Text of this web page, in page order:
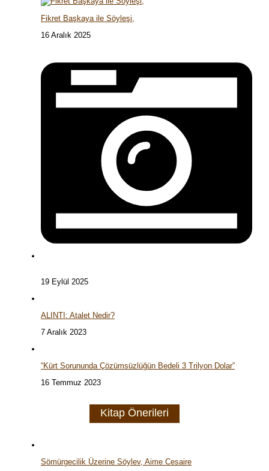
Fikret Başkaya ile Söyleşi,
16 Aralık 2025
19 Eylül 2025
ALINTI: Atalet Nedir?
7 Aralık 2023
“Kürt Sorununda Çözümsüzlüğün Bedeli 3 Trilyon Dolar”
16 Temmuz 2023
Kitap Önerileri
Sömürgecilik Üzerine Söylev, Aime Cesaire